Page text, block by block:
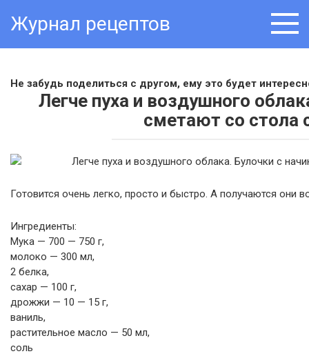
content
Журнал рецептов
Не забудь поделиться с другом, ему это будет
Легче пуха и воздушного
сметают со стола
Готовится очень легко, просто и быстро. А получаются они
Ингредиенты:
Мука — 700 — 750 г,
молоко — 300 мл,
2 белка,
сахар — 100 г,
дрожжи — 10 — 15 г,
ваниль,
растительное масло — 50 мл,
соль